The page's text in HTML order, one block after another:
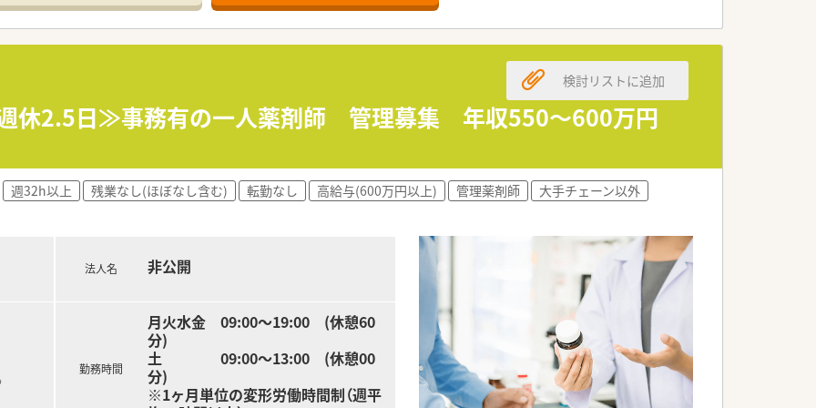
休2.5日≫事務有の一人薬剤師 管理募集 年収550～600万円
検討リストに追加
週32h以上 残業なし(ほぼなし含む) 転勤なし 高給与(600万円以上) 管理薬剤師 大手チェーン以外
法人名 非公開
勤務時間
月火水金 09:00～19:00 (休憩60
分)
土 09:00～13:00 (休憩00
分)
※1ヶ月単位の変形労働時間制（週平